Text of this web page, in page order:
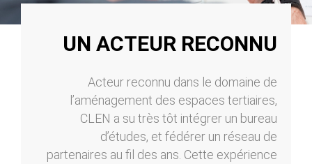
UN ACTEUR RECONNU
Acteur reconnu dans le domaine de
l’aménagement des espaces tertiaires,
CLEN a su très tôt intégrer un bureau
d’études, et fédérer un réseau de
partenaires au fil des ans. Cette expérience